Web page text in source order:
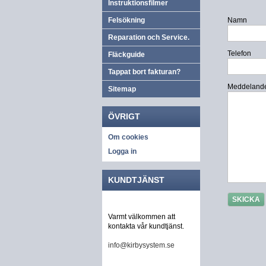
Instruktionsfilmer
Felsökning
Reparation och Service.
Fläckguide
Tappat bort fakturan?
Sitemap
ÖVRIGT
Om cookies
Logga in
KUNDTJÄNST
Varmt välkommen att
kontakta vår kundtjänst.
info@kirbysystem.se
Namn
Telefon